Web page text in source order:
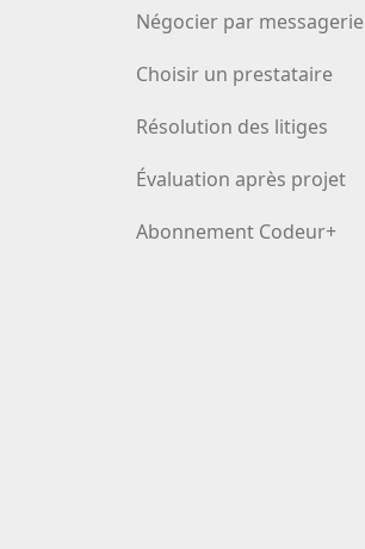
Négocier par messagerie
Choisir un prestataire
Résolution des litiges
Évaluation après projet
Abonnement Codeur+